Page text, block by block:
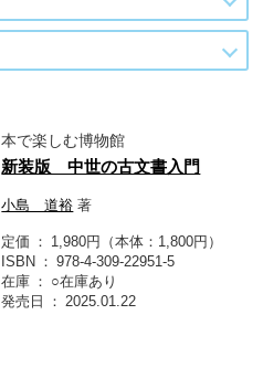
本で楽しむ博物館
新装版 中世の古文書入門
小島 道裕 著
定価
1,980円（本体：1,800円）
ISBN
978-4-309-22951-5
在庫
○在庫あり
発売日
2025.01.22